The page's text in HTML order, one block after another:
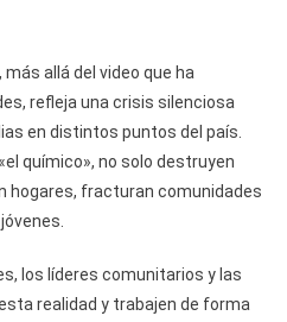
allá del video que ha
refleja una crisis silenciosa
en distintos puntos del país.
químico», no solo destruyen
hogares, fracturan comunidades
los líderes comunitarios y las
realidad y trabajen de forma